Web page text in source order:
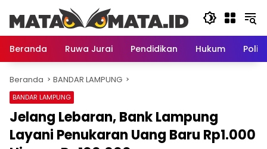
konten
Beranda
Ruwa Jurai Pendidikan Hukum
Beranda BANDAR LAMPUNG
BANDAR LAMPUNG
Jelang Lebaran, Bank Lampung
Layani Penukaran Uang Baru Rp1.000